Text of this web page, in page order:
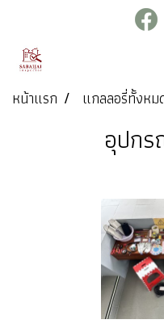
หน้าแรก แกลลอรี่ทั้งหม
อุปก